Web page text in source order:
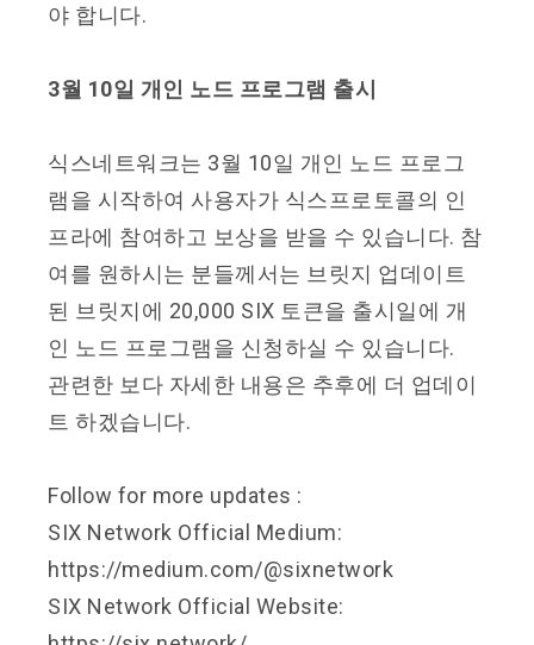
야 합니다.
3월 10일 개인 노드 프로그램 출시
식스네트워크는 3월 10일 개인 노드 프로그
램을 시작하여 사용자가 식스프로토콜의 인
프라에 참여하고 보상을 받을 수 있습니다. 참
여를 원하시는 분들께서는 브릿지 업데이트
된 브릿지에 20,000 SIX 토큰을 출시일에 개
인 노드 프로그램을 신청하실 수 있습니다.
관련한 보다 자세한 내용은 추후에 더 업데이
트 하겠습니다.
Follow for more updates :
SIX Network Official Medium:
https://medium.com/@sixnetwork
SIX Network Official Website: